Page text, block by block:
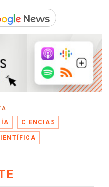
CIENCIAS